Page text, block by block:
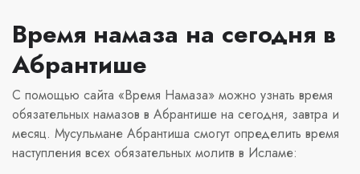
Время намаза на сегодня в
Абрантише
С помощью сайта «Время Намаза» можно узнать время
обязательных намазов в Абрантише на сегодня, завтра и
месяц. Мусульмане Абрантиша смогут определить время
наступления всех обязательных молитв в Исламе: